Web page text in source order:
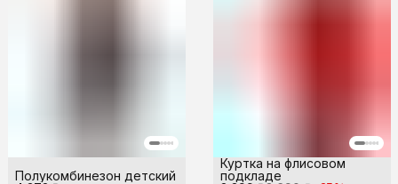
Полукомбинезон детский
Куртка на флисовом
подкладе